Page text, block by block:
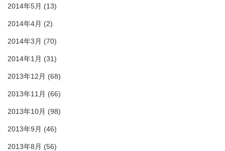
2014年5月 (13)
2014年4月 (2)
2014年3月 (70)
2014年1月 (31)
2013年12月 (68)
2013年11月 (66)
2013年10月 (98)
2013年9月 (46)
2013年8月 (56)